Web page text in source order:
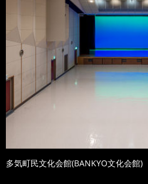
多気町民文化会館(BANKYO文化会館)